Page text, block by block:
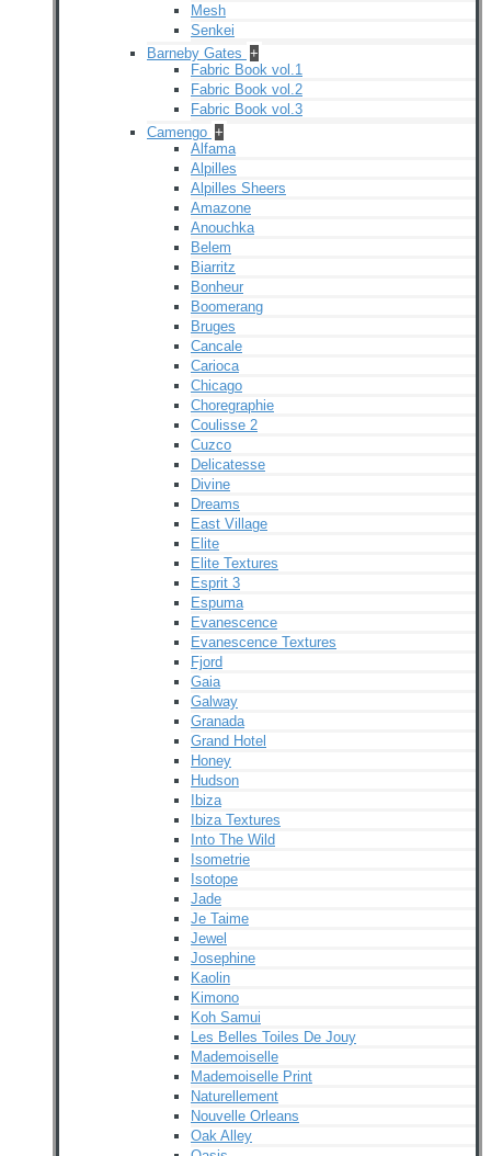
Mesh
Senkei
Barneby Gates +
Fabric Book vol.1
Fabric Book vol.2
Fabric Book vol.3
Camengo +
Alfama
Alpilles
Alpilles Sheers
Amazone
Anouchka
Belem
Biarritz
Bonheur
Boomerang
Bruges
Cancale
Carioca
Chicago
Choregraphie
Coulisse 2
Cuzco
Delicatesse
Divine
Dreams
East Village
Elite
Elite Textures
Esprit 3
Espuma
Evanescence
Evanescence Textures
Fjord
Gaia
Galway
Granada
Grand Hotel
Honey
Hudson
Ibiza
Ibiza Textures
Into The Wild
Isometrie
Isotope
Jade
Je Taime
Jewel
Josephine
Kaolin
Kimono
Koh Samui
Les Belles Toiles De Jouy
Mademoiselle
Mademoiselle Print
Naturellement
Nouvelle Orleans
Oak Alley